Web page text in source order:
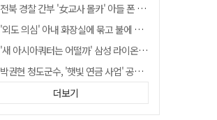
전북 경찰 간부 '女교사 몰카' 아들 폰 부수고…"처벌 못하는 사안" 내부망에 글
'외도 의심' 아내 화장실에 묶고 불에 달군 공구로 고문…남편 검거
'새 아시아쿼터는 어떨까' 삼성 라이온즈, 새 얼굴 투수 미야모리 영입
박권현 청도군수, '햇빛 연금 사업' 공약 시동걸어
홍준표, 한동훈 맹폭…"조선제일껌, 권력에 살고 권력에 죽었다"
더보기